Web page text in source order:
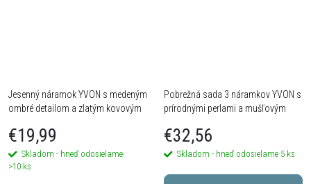
Jesenný náramok YVON s medeným
ombré detailom a zlatým kovovým
€19,99
Skladom - hneď odosielame
>10 ks
Pobrežná sada 3 náramkov YVON s
prírodnými perlami a mušľovým
€32,56
Skladom - hneď odosielame 5 ks